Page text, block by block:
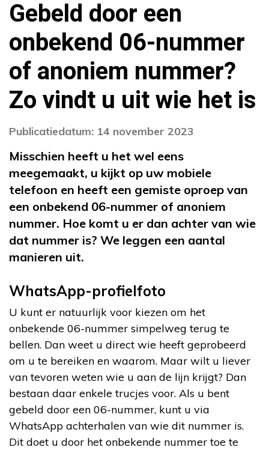
Gebeld door een
onbekend 06-nummer
of anoniem nummer?
Zo vindt u uit wie het is
Publicatiedatum: 14 november 2023
Misschien heeft u het wel eens
meegemaakt, u kijkt op uw mobiele
telefoon en heeft een gemiste oproep van
een onbekend 06-nummer of anoniem
nummer. Hoe komt u er dan achter van wie
dat nummer is? We leggen een aantal
manieren uit.
WhatsApp-profielfoto
U kunt er natuurlijk voor kiezen om het
onbekende 06-nummer simpelweg terug te
bellen. Dan weet u direct wie heeft geprobeerd
om u te bereiken en waarom. Maar wilt u liever
van tevoren weten wie u aan de lijn krijgt? Dan
bestaan daar enkele trucjes voor. Als u bent
gebeld door een 06-nummer, kunt u via
WhatsApp achterhalen van wie dit nummer is.
Dit doet u door het onbekende nummer toe te